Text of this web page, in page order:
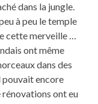
dans la jungle.
à peu le temple
cette merveille …
ont même
dans des
pouvait encore
ont eu